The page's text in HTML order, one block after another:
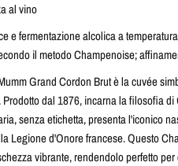
al vino
e fermentazione alcolica a
il metodo Champenoise;
Grand Cordon Brut è la cuvée
dal 1876, incarna la filosofia
senza etichetta, presenta l'iconico
Legione d'Onore francese. Questo
vibrante, rendendolo perfetto